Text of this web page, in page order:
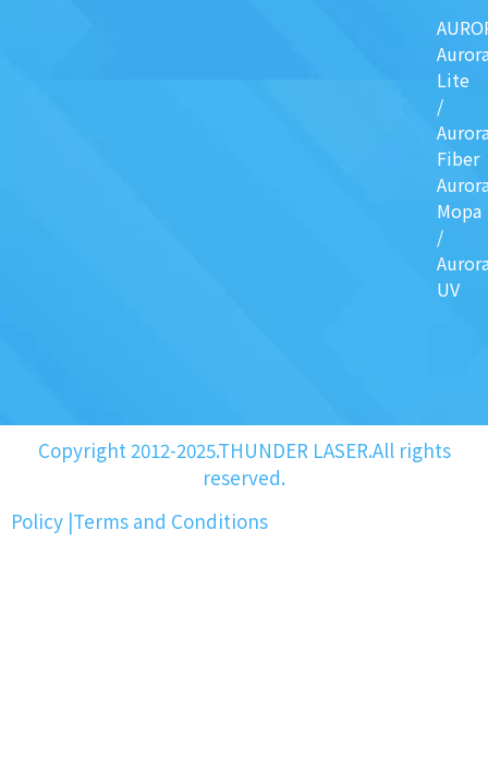
Lite
/
Fiber
Mopa
/
UV
Copyright 2012-2025.THUNDER LASER.All rights
reserved.
Policy |Terms and Conditions